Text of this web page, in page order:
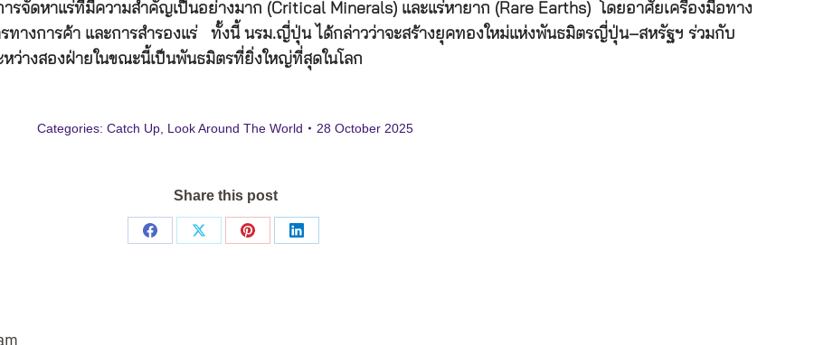
จัดหาแร่ที่มีความสำคัญเป็นอย่างมาก (Critical Minerals) และแร่หายาก (Rare Earths) โดยอาศัยเครื่องมือทาง
ทางการค้า และการสำรองแร่ ทั้งนี้ นรม.ญี่ปุ่น ได้กล่าวว่าจะสร้างยุคทองใหม่แห่งพันธมิตรญี่ปุ่น–สหรัฐฯ ร่วมกับ
ว่างสองฝ่ายในขณะนี้เป็นพันธมิตรที่ยิ่งใหญ่ที่สุดในโลก
Categories: Catch Up Look Around The World 28 October 2025
Share this post
Share
Share
Share
Share